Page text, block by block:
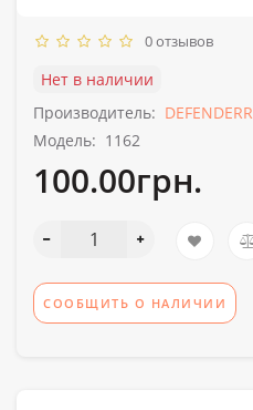
0 отзывов
Нет в наличии
Производитель: DEFENDERR
Модель: 1162
100.00грн.
СООБЩИТЬ О НАЛИЧИИ